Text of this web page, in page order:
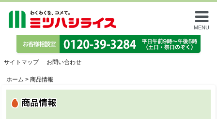
MENU
サイトマップ お問い合わせ
ホーム > 商品情報